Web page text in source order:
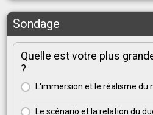
Sondage
Quelle est votre plus
?
L'immersion et le réalisme du
Le scénario et la relation du